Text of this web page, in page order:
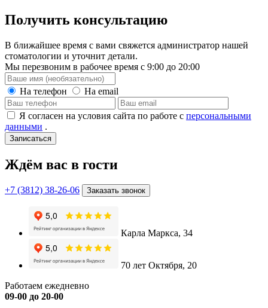
Получить консультацию
В ближайшее время с вами свяжется администратор нашей
стоматологии и уточнит детали.
Мы перезвоним в рабочее время с 9:00 до 20:00
На телефон На email
Я согласен на условия сайта по работе с персональными
данными .
Записаться
Ждём вас в гости
+7 (3812) 38-26-06 Заказать звонок
Карла Маркса, 34
70 лет Октября, 20
Работаем ежедневно
09-00 до 20-00